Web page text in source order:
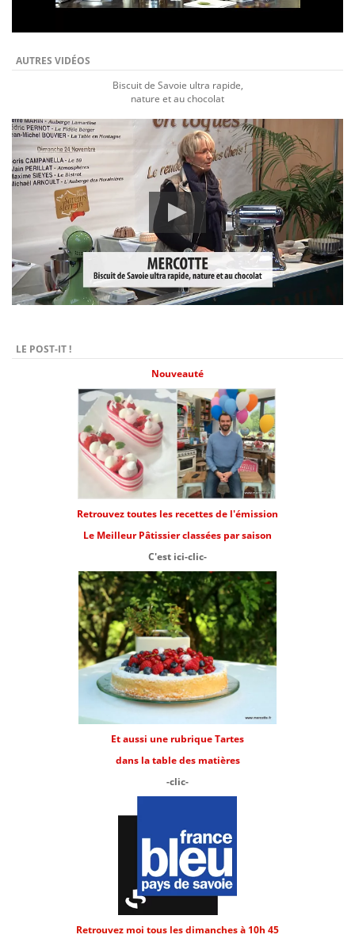
AUTRES VIDÉOS
Biscuit de Savoie ultra rapide,
nature et au chocolat
LE POST-IT !
Nouveauté
Retrouvez toutes les recettes de l'émission
Le Meilleur Pâtissier classées par saison
C'est ici-clic-
Et aussi une rubrique Tartes
dans la table des matières
-clic-
Retrouvez moi tous les dimanches à 10h 45